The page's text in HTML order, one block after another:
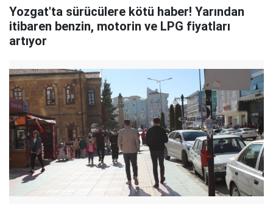
Yozgat'ta sürücülere kötü haber! Yarından
itibaren benzin, motorin ve LPG fiyatları
artıyor